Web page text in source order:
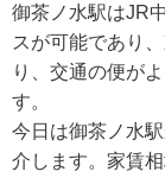
御茶ノ水駅はJR
スが可能であり
り、交通の便が
す。
今日は御茶ノ水
介します。家賃